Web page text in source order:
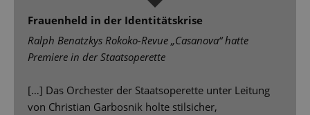
Frauenheld in der Identitätskrise
Ralph Benatzkys Rokoko-Revue „Casanova“ hatte
Premiere in der Staatsoperette
[…] Das Orchester der Staatsoperette unter Leitung
von Christian Garbosnik holte stilsicher,